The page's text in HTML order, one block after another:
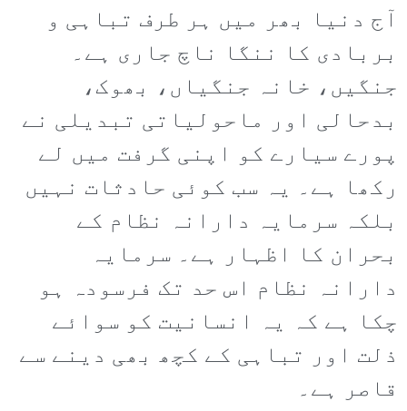
آج دنیا بھر میں ہر طرف تباہی و
بربادی کا ننگا ناچ جاری ہے۔
جنگیں، خانہ جنگیاں، بھوک،
بدحالی اور ماحولیاتی تبدیلی نے
پورے سیارے کو اپنی گرفت میں لے
رکھا ہے۔ یہ سب کوئی حادثات نہیں
بلکہ سرمایہ دارانہ نظام کے
بحران کا اظہار ہے۔ سرمایہ
دارانہ نظام اس حد تک فرسودہ ہو
چکا ہے کہ یہ انسانیت کو سوائے
ذلت اور تباہی کے کچھ بھی دینے سے
قاصر ہے۔